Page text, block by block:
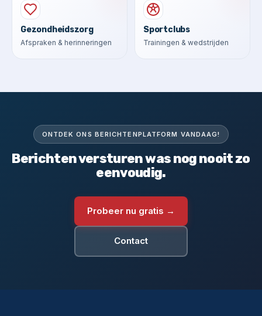
Gezondheidszorg
Afspraken & herinneringen
Sportclubs
Trainingen & wedstrijden
ONTDEK ONS BERICHTENPLATFORM VANDAAG!
Berichten versturen was nog nooit zo
eenvoudig.
Probeer nu gratis →
Contact